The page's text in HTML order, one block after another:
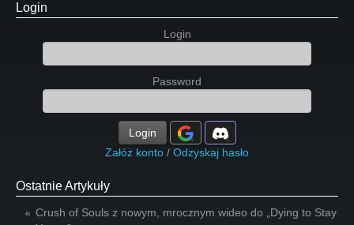
Login
Login
Password
Login
Załóż konto / Odzyskaj hasło
Ostatnie Artykuły
Crush of Souls z nowym, mrocznym wideo do „Dying to Stay